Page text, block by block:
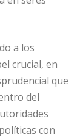
a los
crucial, en
que
del
con